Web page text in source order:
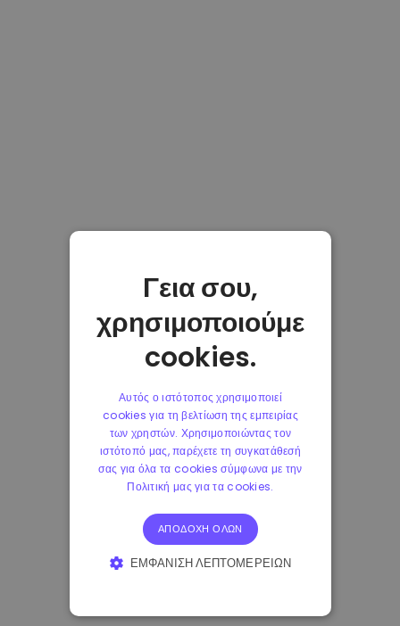
Γεια σου,
χρησιμοποιούμε
cookies.
Αυτός ο ιστότοπος χρησιμοποιεί
cookies για τη βελτίωση της εμπειρίας
των χρηστών. Χρησιμοποιώντας τον
ιστότοπό μας, παρέχετε τη συγκατάθεσή
σας για όλα τα cookies σύμφωνα με την
Πολιτική μας για τα cookies.
ΑΠΟΔΟΧΉ ΌΛΩΝ
ΕΜΦΆΝΙΣΗ ΛΕΠΤΟΜΕΡΕΙΏΝ